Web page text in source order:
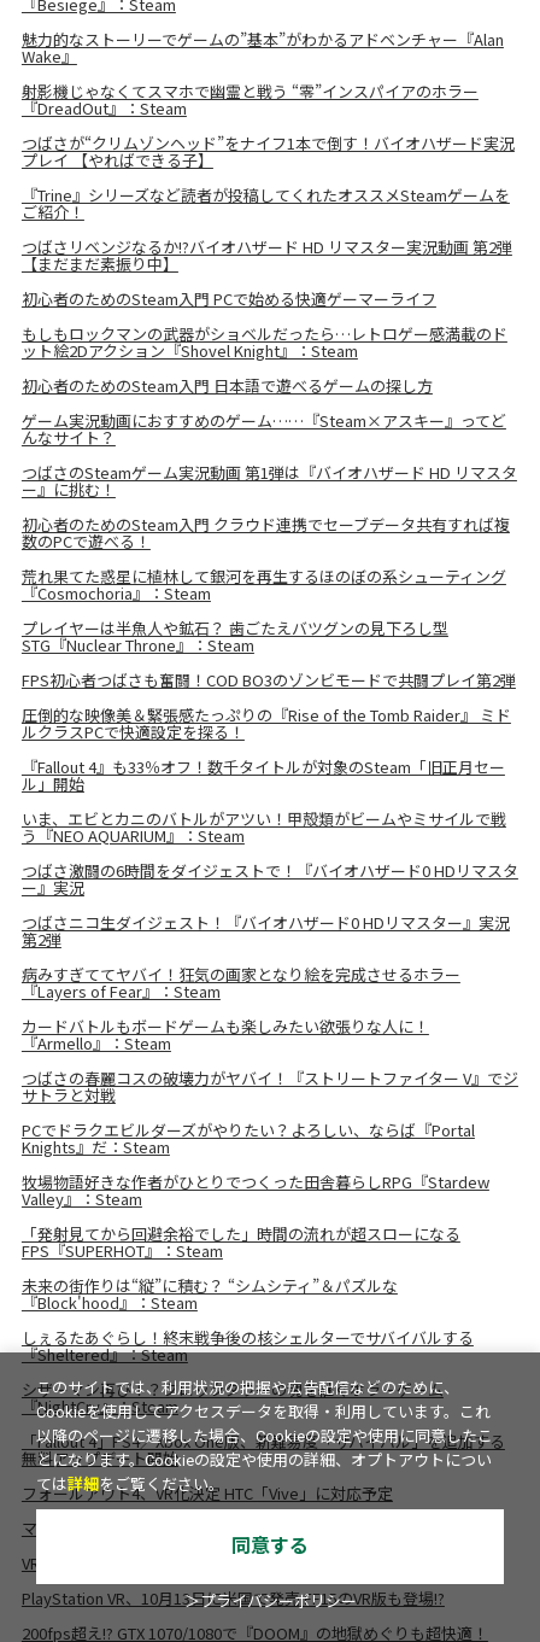
魅力的なストーリーでゲームの”基本”がわかるアドベンチャー『Alan
Wake』
射影機じゃなくてスマホで幽霊と戦う “零”インスパイアのホラー
『DreadOut』：Steam
つばさが“クリムゾンヘッド”をナイフ1本で倒す！バイオハザード実況
プレイ 【やればできる子】
『Trine』シリーズなど読者が投稿してくれたオススメSteamゲームを
ご紹介！
つばさリベンジなるか!?バイオハザード HD リマスター実況動画 第2弾
【まだまだ素振り中】
初心者のためのSteam入門 PCで始める快適ゲーマーライフ
もしもロックマンの武器がショベルだったら…レトロゲー感満載のド
ット絵2Dアクション『Shovel Knight』：Steam
初心者のためのSteam入門 日本語で遊べるゲームの探し方
ゲーム実況動画におすすめのゲーム……『Steam×アスキー』ってど
んなサイト？
つばさのSteamゲーム実況動画 第1弾は『バイオハザード HD リマスタ
ー』に挑む！
初心者のためのSteam入門 クラウド連携でセーブデータ共有すれば複
数のPCで遊べる！
荒れ果てた惑星に植林して銀河を再生するほのぼの系シューティング
『Cosmochoria』：Steam
プレイヤーは半魚人や鉱石？ 歯ごたえバツグンの見下ろし型
STG『Nuclear Throne』：Steam
FPS初心者つばさも奮闘！COD BO3のゾンビモードで共闘プレイ第2弾
圧倒的な映像美＆緊張感たっぷりの『Rise of the Tomb Raider』 ミド
ルクラスPCで快適設定を探る！
『Fallout 4』も33％オフ！数千タイトルが対象のSteam「旧正月セー
ル」開始
いま、エビとカニのバトルがアツい！甲殻類がビームやミサイルで戦
う『NEO AQUARIUM』：Steam
つばさ激闘の6時間をダイジェストで！『バイオハザード0 HDリマスタ
ー』実況
つばさニコ生ダイジェスト！『バイオハザード0 HDリマスター』実況
第2弾
病みすぎててヤバイ！狂気の画家となり絵を完成させるホラー
『Layers of Fear』：Steam
カードバトルもボードゲームも楽しみたい欲張りな人に！
『Armello』：Steam
つばさの春麗コスの破壊力がヤバイ！『ストリートファイター V』でジ
サトラと対戦
PCでドラクエビルダーズがやりたい？よろしい、ならば『Portal
Knights』だ：Steam
牧場物語好きな作者がひとりでつくった田舎暮らしRPG『Stardew
Valley』：Steam
「発射見てから回避余裕でした」時間の流れが超スローになる
FPS『SUPERHOT』：Steam
未来の街作りは“縦”に積む？ “シムシティ”＆パズルな
『Block'hood』：Steam
しぇるたあぐらし！終末戦争後の核シェルターでサバイバルする
『Sheltered』：Steam
シザーマン再び！？クロックタワーの魂を継ぐホラーゲーム
『NightCry』：Steam
「Fallout 4」PS4／Xbox One版、新難易度「サバイバル」を追加する
無料アップデート開始
フォールアウト4、VR化決定 HTC「Vive」に対応予定
マイクロソフトvsアップル 直接対決が今夜、幕を開ける
VRや4K対応新型Xbox「Project Scorpio」2017年発売予定
PlayStation VR、10月13日に米国で発売 FF15のVR版も登場!?
200fps超え!? GTX 1070/1080で『DOOM』の地獄めぐりも超快適！
このサイトでは、利用状況の把握や広告配信などのために、
Cookieを使用してアクセスデータを取得・利用しています。これ
以降のページに遷移した場合、Cookieの設定や使用に同意したこ
とになります。Cookieの設定や使用の詳細、オプトアウトについ
ては詳細をご覧ください。
同意する
＞プライバシーポリシー